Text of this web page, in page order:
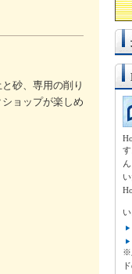
砂、専用の削り
ョップが楽しめ
い
※